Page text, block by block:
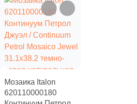
натуральная под
бетон
Мозаика Italon
620110000180